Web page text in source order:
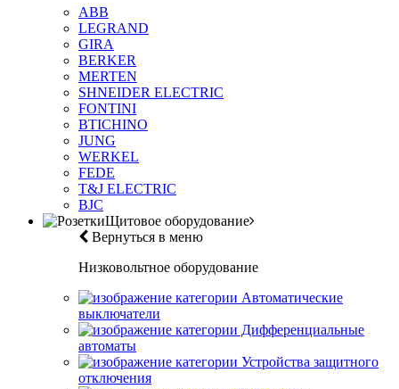
ABB
LEGRAND
GIRA
BERKER
MERTEN
SHNEIDER ELECTRIC
FONTINI
BTICHINO
JUNG
WERKEL
FEDE
T&J ELECTRIC
BJC
Щитовое оборудование
Вернуться в меню
Низковольтное оборудование
Автоматические
выключатели
Дифференциальные
автоматы
Устройства защитного
отключения